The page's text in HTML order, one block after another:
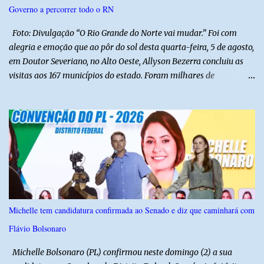
ajuda de Luchsinger e se concentrou no Ministério da Saúde e no
Governo a percorrer todo o RN
Foto: Divulgação “O Rio Grande do Norte vai mudar.” Foi com
alegria e emoção que ao pôr do sol desta quarta-feira, 5 de agosto,
em Doutor Severiano, no Alto Oeste, Allyson Bezerra concluiu as
visitas aos 167 municípios do estado. Foram milhares de
Governador Allyson Bezerra concluiu as agendas do 167 Razões RN
após visitar todas as cidades potiguares, dos pequenos municípios
aos maiores centros do estado. A caminhada começou em 29 de
março pelo município de Touros, Marco Zero da BR-101 e foi
concluída nesta quarta-feira depois de 129 dias entre a primeira e
a última visita. Os registros estão sendo publicados no perfil do
Instagram @167RazoesRN Ao longo do percurso, Allyson conheceu
de perto as potencialidades, as belezas, a cultura e a força do povo,
mas também ouviu os dramas e as necessidades enfrentadas pelas
Michelle tem candidatura confirmada ao Senado e diz que caminhará com
Flávio Bolsonaro
Michelle Bolsonaro (PL) confirmou neste domingo (2) a sua